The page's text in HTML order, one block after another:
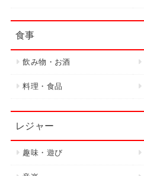
食事
飲み物・お酒
料理・食品
レジャー
趣味・遊び